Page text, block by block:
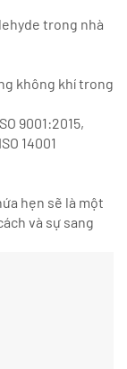
trong nhà
không khí trong
9001:2015,
14001
hẹn sẽ là một
và sự sang